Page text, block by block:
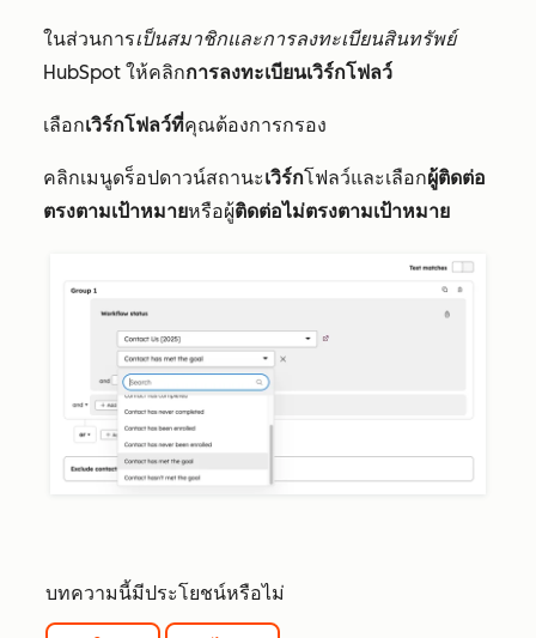
ในส่วนการเป็นสมาชิกและการลงทะเบียนสินทรัพย์
HubSpot ให้คลิกการลงทะเบียนเวิร์กโฟลว์
เลือกเวิร์กโฟลว์ที่คุณต้องการกรอง
คลิกเมนูดร็อปดาวน์สถานะเวิร์กโฟลว์และเลือกผู้ติดต่อ
ตรงตามเป้าหมายหรือผู้ติดต่อไม่ตรงตามเป้าหมาย
บทความนี้มีประโยชน์หรือไม่